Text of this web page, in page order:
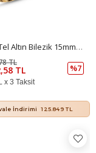
22 Ayar Tel Altın Bilezik 15mm 20 Gr
TL
TL
%7
x 3 Taksit
İndirimi 125.849 TL